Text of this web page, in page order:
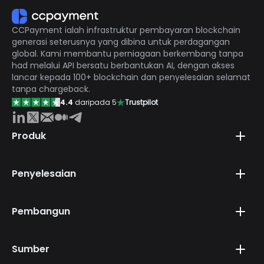
keperluan untuk rizab pusingan. Sebagai gerbang
yang berlesen sepenuhnya dan patuh, CCPayment
menyediakan infrastruktur selamat tanpa sempadan
yang direka khusus untuk melindungi pedagang
digital.
CCPayment ialah infrastruktur pembayaran blockchain
generasi seterusnya yang dibina untuk perdagangan
global. Kami membantu perniagaan berkembang tanpa
had melalui API bersatu berbantukan AI, dengan akses
lancar kepada 100+ blockchain dan penyelesaian selamat
tanpa chargeback.
4.4 daripada 5 Trustpilot
Produk
Penyelesaian
Pembangun
Sumber